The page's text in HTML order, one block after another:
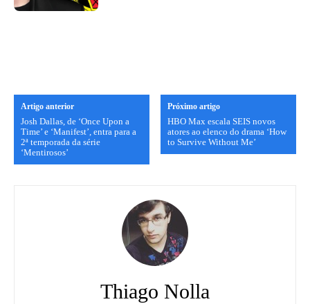
Artigo anterior
Josh Dallas, de ‘Once Upon a
Time’ e ‘Manifest’, entra para a
2ª temporada da série
‘Mentirosos’
Próximo artigo
HBO Max escala SEIS novos
atores ao elenco do drama ‘How
to Survive Without Me’
Thiago Nolla